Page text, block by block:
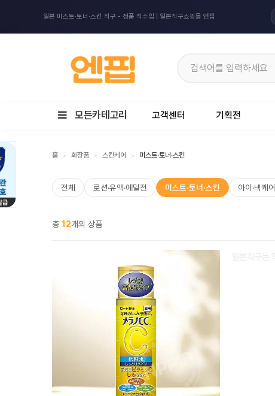
일본 미스트·토너·스킨 직구 - 정품 직수입 | 일본직구쇼핑몰 엔핍
모든카테고리 고객센터 기획전
홈 > 화장품 > 스킨케어 > 미스트·토너·스킨
전체 로션·유액·에멀전 미스트·토너·스킨 아이·넥케어
총 12개의 상품